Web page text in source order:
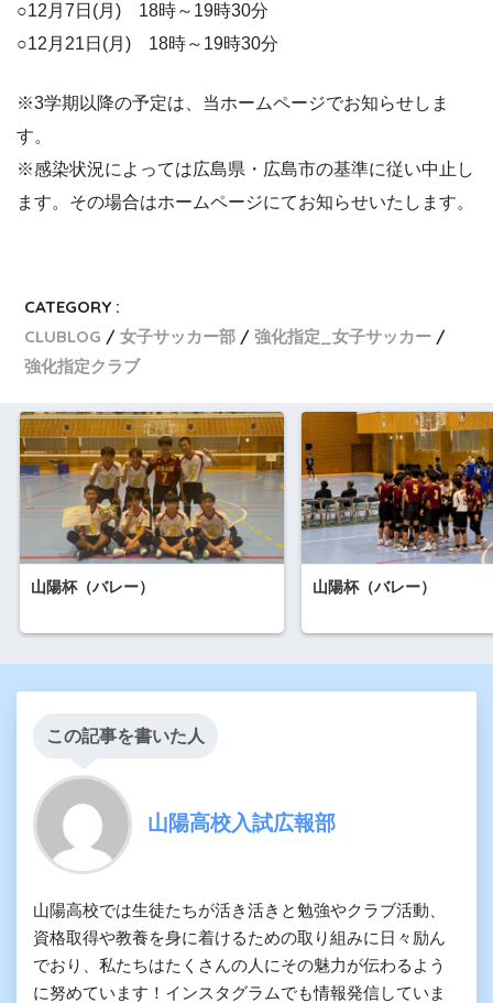
○12月7日(月) 18時～19時30分
○12月21日(月) 18時～19時30分
※3学期以降の予定は、当ホームページでお知らせしま
す。
※感染状況によっては広島県・広島市の基準に従い中止し
ます。その場合はホームページにてお知らせいたします。
CATEGORY :
CLUBLOG
女子サッカー部
強化指定_女子サッカー
強化指定クラブ
山陽杯（バレー） 山陽杯（バレー）
この記事を書いた人
山陽高校入試広報部
山陽高校では生徒たちが活き活きと勉強やクラブ活動、
資格取得や教養を身に着けるための取り組みに日々励ん
でおり、私たちはたくさんの人にその魅力が伝わるよう
に努めています！インスタグラムでも情報発信していま